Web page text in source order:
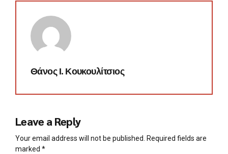
Θάνος Ι. Κουκουλίτσιος
Leave a Reply
Your email address will not be published. Required fields are
marked *